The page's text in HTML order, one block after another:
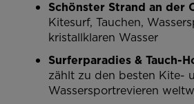
Schönster Strand an der
Kitesurf, Tauchen,
kristallklaren Wasser
Surferparadies & Tauch-
zählt zu den besten Kite-
Wassersportrevieren